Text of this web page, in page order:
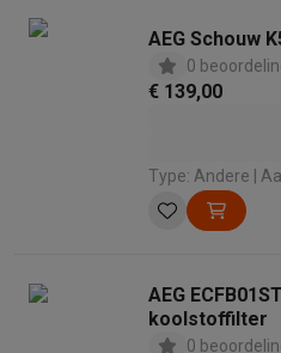
AEG Schouw
0
€ 139,00
AEG
koolstoffilter
0